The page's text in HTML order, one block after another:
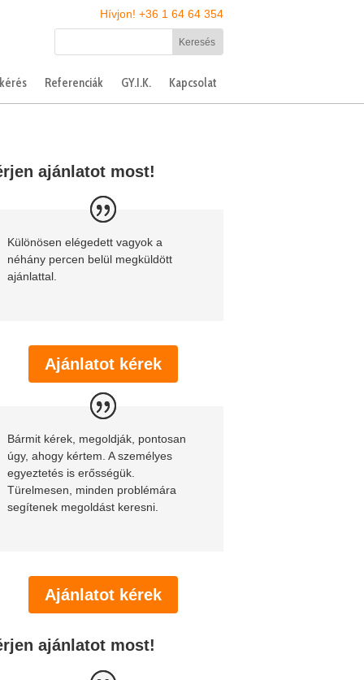
Hívjon! +36 1 64 64 354
Referenciák GY.I.K. Kapcsolat
ajánlatot most!
Különösen elégedett vagyok a
néhány percen belül megküldött
ajánlattal.
Ajánlatot kérek
Bármit kérek, megoldják, pontosan
úgy, ahogy kértem. A személyes
egyeztetés is erősségük.
Türelmesen, minden problémára
segítenek megoldást keresni.
Ajánlatot kérek
ajánlatot most!